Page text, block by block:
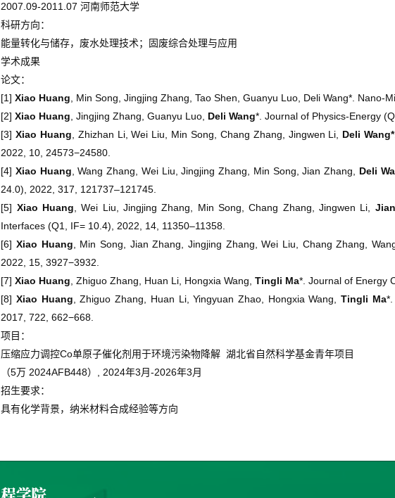
2007.09-2011.07河南师范大学
科研方向：
能量转化与储存，废水处理技术；固废综合处理与应用
学术成果
论文：
[1]Xiao Huang , Min Song, Jingjing Zhang, Tao Shen, Guanyu Luo, Deli Wang*. Nano-
[2]Xiao Huang , Jingjing Zhang, Guanyu Luo, Deli Wang*. Journal of Physics-Energy
[3]Xiao Huang , Zhizhan Li, Wei Liu, Min Song, Chang Zhang, Jingwen Li, Deli Wang*
2022, 10, 24573−24580.
[4] Xiao Huang , Wang Zhang, Wei Liu, Jingjing Zhang, Min Song, Jian Zhang, Deli
24.0), 2022, 317, 121737–121745.
[5] Xiao Huang , Wei Liu, Jingjing Zhang, Min Song, Chang Zhang, Jingwen Li,
Interfaces (Q1, IF= 10.4), 2022, 14, 11350–11358.
[6] Xiao Huang , Min Song, Jian Zhang, Jingjing Zhang, Wei Liu, Chang Zhang,
2022, 15, 3927−3932.
[7]Xiao Huang , Zhiguo Zhang, Huan Li, Hongxia Wang,Tingli Ma*. Journal of Energy
[8] Xiao Huang , Zhiguo Zhang, Huan Li, Yingyuan Zhao, Hongxia Wang,Tingli Ma
2017, 722, 662−668.
项目：
压缩应力调控Co单原子催化剂用于环境污染物降解 湖北省自然科学基金青年项目
（5万 2024AFB448） , 2024年3月-2026年3月
招生要求：
具有化学背景，纳米材料合成经验等方向